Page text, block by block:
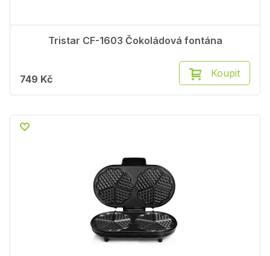
Tristar CF-1603 Čokoládová fontána
749 Kč Koupit